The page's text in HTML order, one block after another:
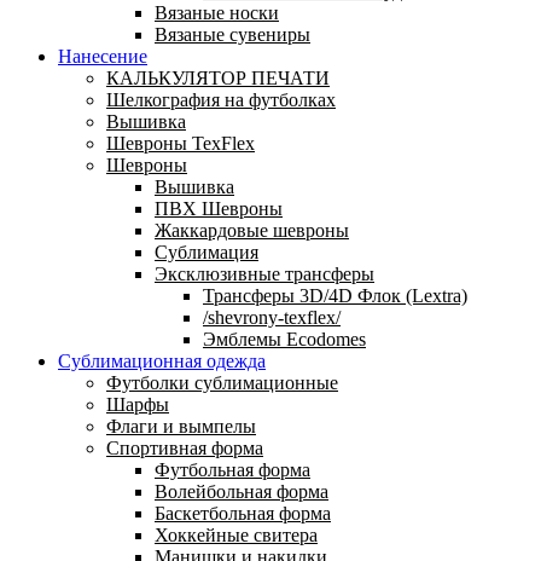
Вязаные носки
Вязаные сувениры
Нанесение
КАЛЬКУЛЯТОР ПЕЧАТИ
Шелкография на футболках
Вышивка
Шевроны TexFlex
Шевроны
Вышивка
ПВХ Шевроны
Жаккардовые шевроны
Сублимация
Эксклюзивные трансферы
Трансферы 3D/4D Флок (Lextra)
/shevrony-texflex/
Эмблемы Ecodomes
Сублимационная одежда
Футболки сублимационные
Шарфы
Флаги и вымпелы
Спортивная форма
Футбольная форма
Волейбольная форма
Баскетбольная форма
Хоккейные свитера
Манишки и накидки